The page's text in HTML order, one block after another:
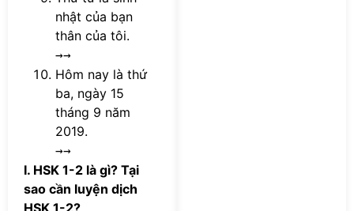
nhật của bạn
thân của tôi.
→→
Hôm nay là thứ
ba, ngày 15
tháng 9 năm
2019.
→→
I. HSK 1-2 là gì? Tại
sao cần luyện dịch